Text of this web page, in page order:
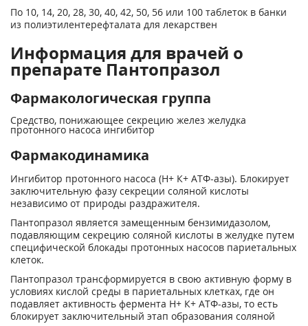
По 10, 14, 20, 28, 30, 40, 42, 50, 56 или 100 таблеток в банки
из полиэтилентерефталата для лекарствен
Информация для врачей о
препарате Пантопразол
Фармакологическая группа
Средство, понижающее секрецию желез желудка
протонного насоса ингибитор
Фармакодинамика
Ингибитор протонного насоса (Н+ К+ АТФ-азы). Блокирует
заключительную фазу секреции соляной кислоты
независимо от природы раздражителя.
Пантопразол является замещенным бензимидазолом,
подавляющим секрецию соляной кислоты в желудке путем
специфической блокады протонных насосов париетальных
клеток.
Пантопразол трансформируется в свою активную форму в
условиях кислой среды в париетальных клетках, где он
подавляет активность фермента Н+ К+ АТФ-азы, то есть
блокирует заключительный этап образования соляной